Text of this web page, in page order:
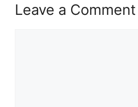
Leave a Comment